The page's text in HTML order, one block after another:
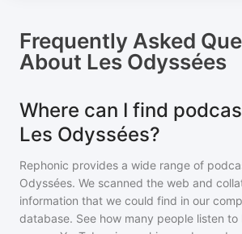
Frequently Asked
About Les Odyssées
Where can I find
Les Odyssées?
Rephonic provides a wide range of
Odyssées. We scanned the web and
information that we could find in our
database. See how many people listen to